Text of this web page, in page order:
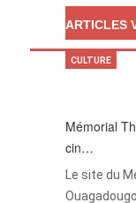
ARTICLES
Mémorial
cin…
Le site du
CULTURE